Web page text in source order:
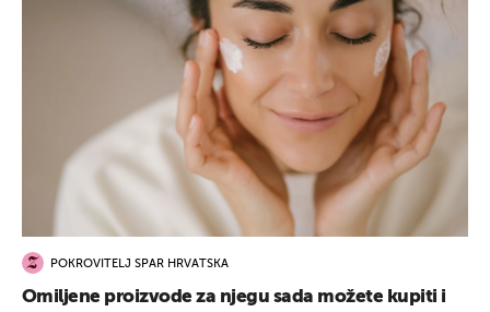
POKROVITELJ SPAR HRVATSKA
Omiljene proizvode za njegu sada možete kupiti i